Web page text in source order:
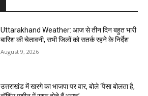
Uttarakhand Weather: आज से तीन दिन बहुत भारी
बारिश की चेतावनी, सभी जिलों को सतर्क रहने के निर्देश
August 9, 2026
उत्तराखंड में खरगे का भाजपा पर वार, बोले ‘पैसा बोलता है,